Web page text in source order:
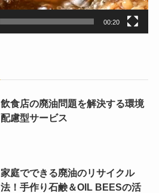
00:20
飲食店の廃油問題を解決する環境
配慮型サービス
家庭でできる廃油のリサイクル
法！手作り石鹸＆OIL BEESの活